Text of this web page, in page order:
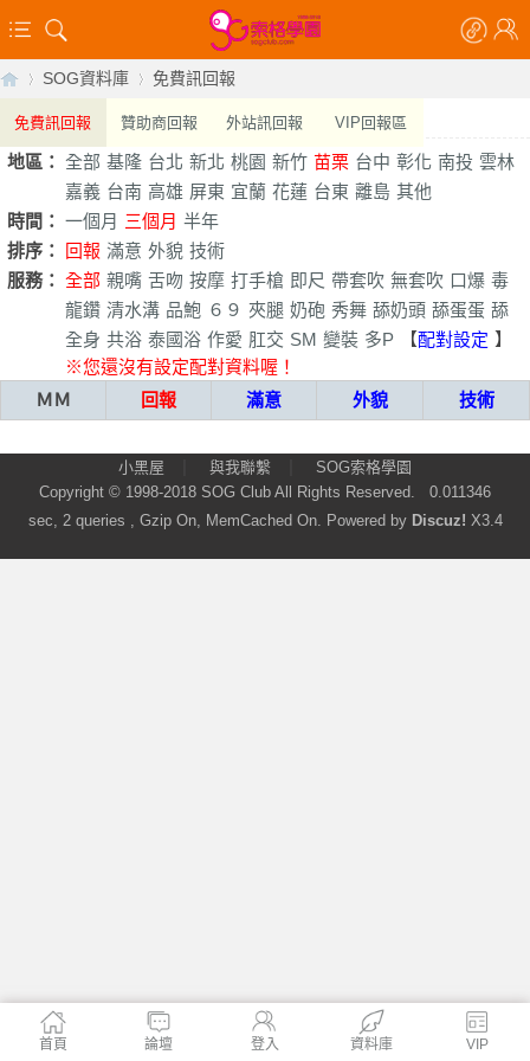
索
SOG資料庫
›
免費訊回報
免費訊回報 贊助商回報 外站訊回報 VIP回報區
地區： 全部 基隆 台北 新北 桃園 新竹 苗栗 台中 彰化 南投 雲林
嘉義 台南 高雄 屏東 宜蘭 花蓮 台東 離島 其他
時間： 一個月 三個月 半年
排序：
回報 滿意 外貌 技術
服務： 全部 親嘴 舌吻 按摩 打手槍 即尺 帶套吹 無套吹 口爆 毒
龍鑽 清水溝 品鮑 ６９ 夾腿 奶砲 秀舞 舔奶頭 舔蛋蛋 舔
全身 共浴 泰國浴 作愛 肛交 SM 變裝 多P 【配對設定 】
※您還沒有設定配對資料喔！
ＭＭ
回報 滿意 外貌 技術
小黑屋 與我聯繫
SOG索格學園
Copyright © 1998-2018 SOG Club All Rights Reserved. 0.011346
sec, 2 queries , Gzip On, MemCached On. Powered by Discuz! X3.4
首頁 論壇 登入 資料庫 VIP